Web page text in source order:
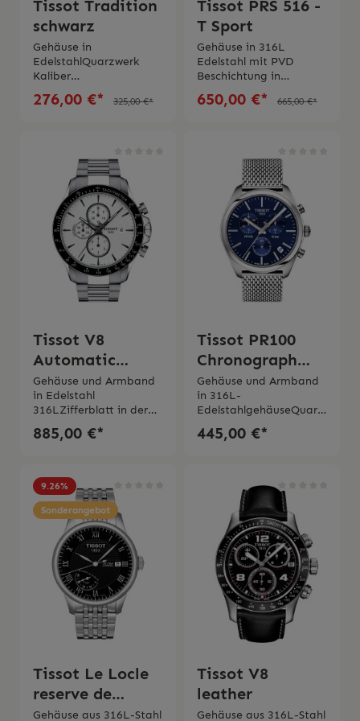
Tissot Tradition
schwarz
Gehäuse in
EdelstahlQuarzwerk
Kaliber
F06.111Wasserdichtigke
it bis 3
MadeSchachtel und
originaler
Bedienungsanleitung
276,00 €* 325,00 €*
Tissot PRS 516 -
T Sport
Gehäuse in 316L
Edelstahl mit PVD
Beschichtung in
schwarzQuarzwerk
EOL Wasserdichtigkeit
es Saphirglas mit
Entspiegelungsbeschich
tung30-Minuten- und
Zehntelsekunden-
ZählerZentraler 60-
Sekunden-
ChronographenzeigerA
dd- und Split-
FunktionenKautschuk
Armband 2 Jahre
650,00 €* 665,00 €*
Tissot V8
Automatic
Chronograph
Gehäuse und Armband
in Edelstahl
316LZifferblatt in der
Silber Automatikwerk W
Fuß)Glas Kratzfestes
SaphirglasChronograph
Swiss Made 2 Jahre
Garantie Die Uhr wird
mit originaler Schachtel
und originaler
Bedienungsanleitung
geliefert.
885,00 €*
Tissot PR100
Chronograph
Blue
Gehäuse und Armband
in 316L-
EdelstahlgehäuseQuarz
werkZifferblatt in Blau
Wasserdichtigkeit bis zu
Sicherung Kratzfestes
SaphirglasSwiss Made 2
Jahre Garantie
445,00 €*
9.26%
Sonderangebot
Tissot Le Locle
reserve de
marche
Gehäuse aus 316L-Stahl
Tissot V8
leather
Gehäuse aus 316L-Stahl